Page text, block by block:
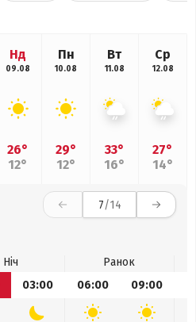
Нд
09.08
26°
12°
Пн
10.08
29°
12°
Вт
11.08
33°
16°
Ср
12.08
27°
14°
7/14
Ніч
Ранок
03:00 06:00 09:00